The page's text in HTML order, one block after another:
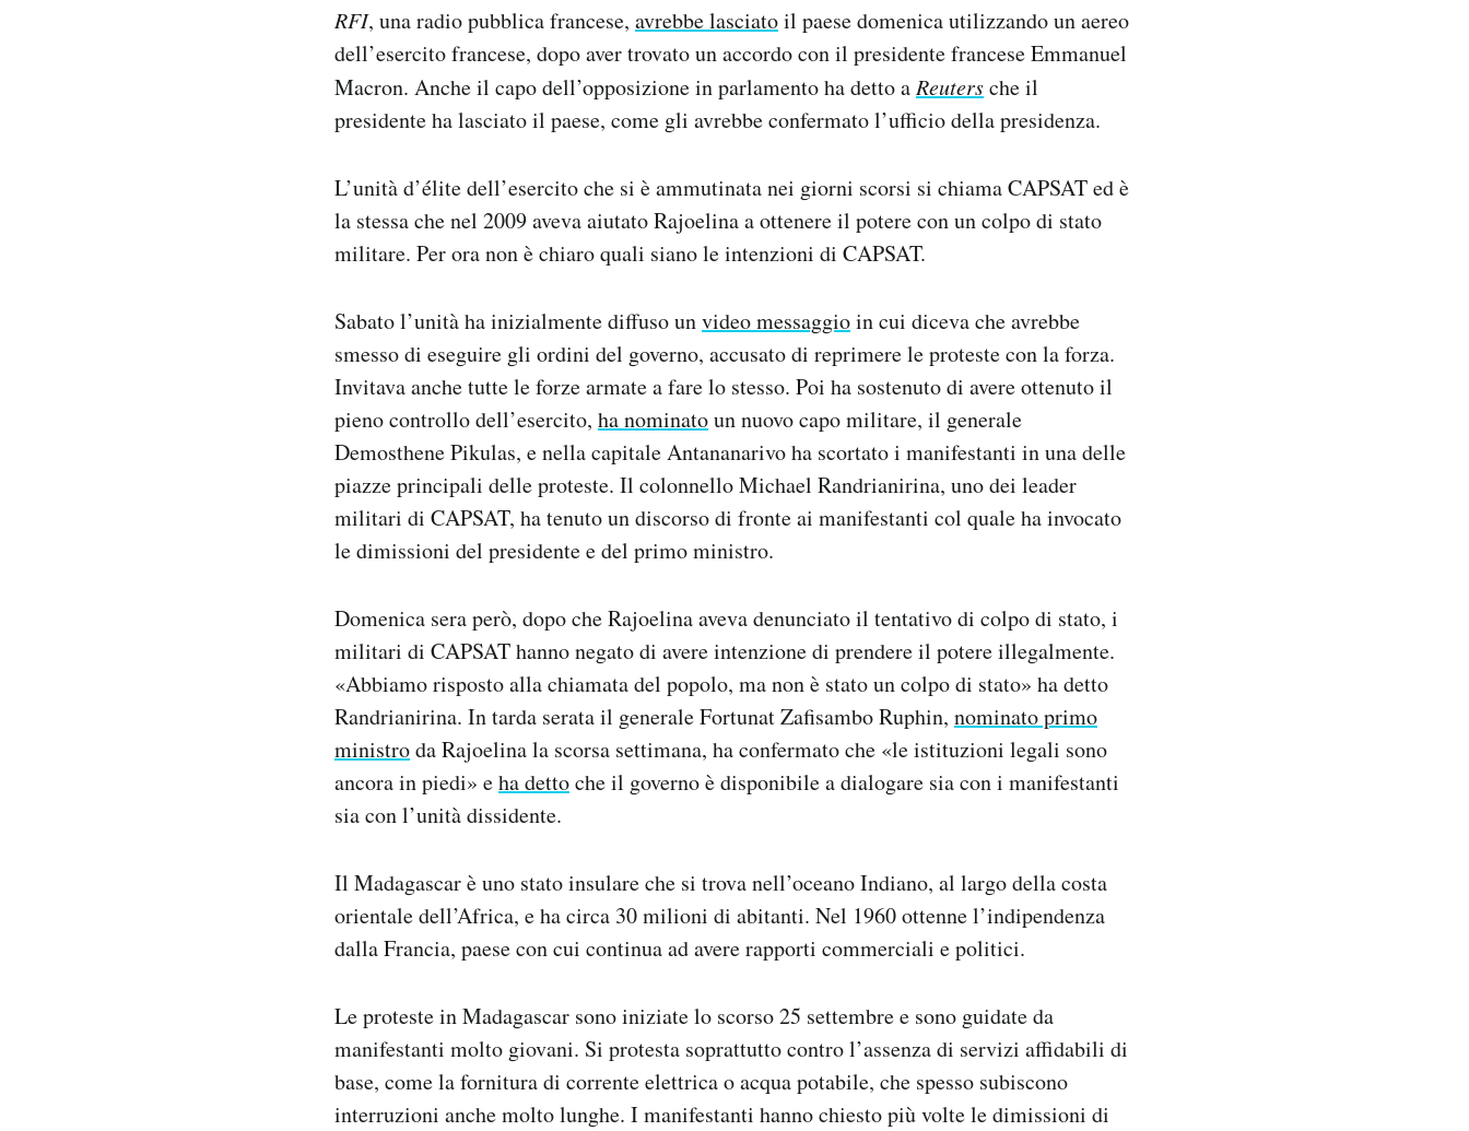
RFI, una radio pubblica francese, avrebbe lasciatoil paese domenica utilizzando un aereo
dell’esercito francese, dopo aver trovato un accordo con il presidente francese Emmanuel
Macron. Anche il capo dell’opposizione in parlamento ha detto a Reutersche il
presidente ha lasciato il paese, come gli avrebbe confermato l’ufficio della presidenza.
L’unità d’élite dell’esercito che si è ammutinata nei giorni scorsi si chiama CAPSAT ed è
la stessa che nel 2009 aveva aiutato Rajoelina a ottenere il potere con un colpo di stato
militare. Per ora non è chiaro quali siano le intenzioni di CAPSAT.
Sabato l’unità ha inizialmente diffuso unvideo messaggioin cui diceva che avrebbe
smesso di eseguire gli ordini del governo, accusato di reprimere le proteste con la forza.
Invitava anche tutte le forze armate a fare lo stesso. Poi ha sostenuto di avere ottenuto il
pieno controllo dell’esercito, ha nominatoun nuovo capo militare, il generale
Demosthene Pikulas, e nella capitale Antananarivo ha scortato i manifestanti in una delle
piazze principali delle proteste. Il colonnello Michael Randrianirina, uno dei leader
militari di CAPSAT, ha tenuto un discorso di fronte ai manifestanti col quale ha invocato
le dimissioni del presidente e del primo ministro.
Domenica sera però, dopo che Rajoelina aveva denunciato il tentativo di colpo di stato, i
militari di CAPSAT hanno negato di avere intenzione di prendere il potere illegalmente.
«Abbiamo risposto alla chiamata del popolo, ma non è stato un colpo di stato» ha detto
Randrianirina. In tarda serata il generale Fortunat Zafisambo Ruphin, nominato primo
ministroda Rajoelina la scorsa settimana, ha confermato che «le istituzioni legali sono
ancora in piedi» eha dettoche il governo è disponibile a dialogare sia con i manifestanti
sia con l’unità dissidente.
Il Madagascar è uno stato insulare che si trova nell’oceano Indiano, al largo della costa
orientale dell’Africa, e ha circa 30 milioni di abitanti. Nel 1960 ottenne l’indipendenza
dalla Francia, paese con cui continua ad avere rapporti commerciali e politici.
Le proteste in Madagascar sono iniziate lo scorso 25 settembre e sono guidate da
manifestanti molto giovani. Si protesta soprattutto contro l’assenza di servizi affidabili di
base, come la fornitura di corrente elettrica o acqua potabile, che spesso subiscono
interruzioni anche molto lunghe. I manifestanti hanno chiesto più volte le dimissioni di